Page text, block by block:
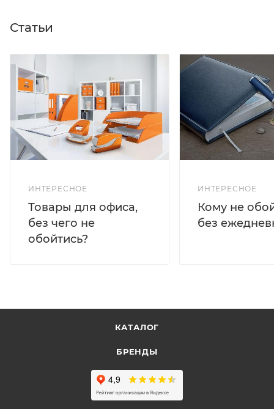
Статьи
ИНТЕРЕСНОЕ
Товары для офиса,
без чего не
обойтись?
ИНТЕРЕСНОЕ
Кому не
без
КАТАЛОГ
БРЕНДЫ